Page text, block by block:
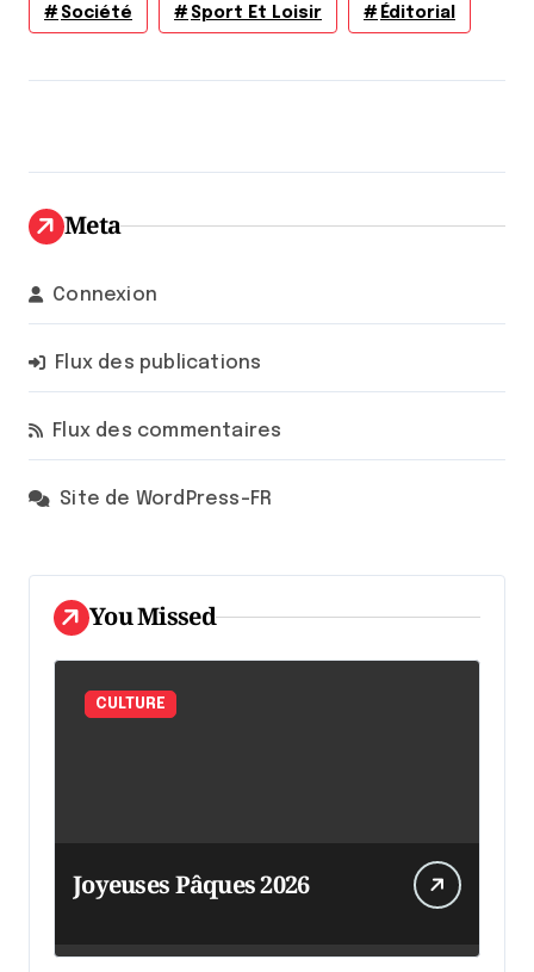
Société Sport Et Loisir Éditorial
Meta
Connexion
Flux des publications
Flux des commentaires
Site de WordPress-FR
You Missed
CULTURE
Joyeuses Pâques 2026